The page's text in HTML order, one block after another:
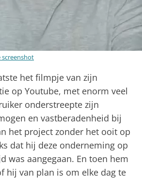
screenshot
het filmpje van zijn
op Youtube, met enorm veel
onderstreepte zijn
en vastberadenheid bij
het project zonder het ooit op
dat hij deze onderneming op
was aangegaan. En toen hem
hij van plan is om elke dag te